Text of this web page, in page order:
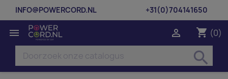
INFO@POWERCORD.NL +31(0)704141650
 shopping_cart (0)

search